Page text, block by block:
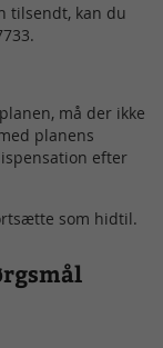
tilsendt, kan du
må der ikke
planens
efter
som hidtil.